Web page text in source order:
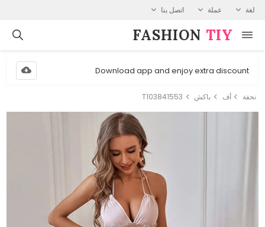
لغة عملة اتصل بنا
FASHION⁠ TIY
Download app and enjoy extra discount
نحفة أف باكش T103841553